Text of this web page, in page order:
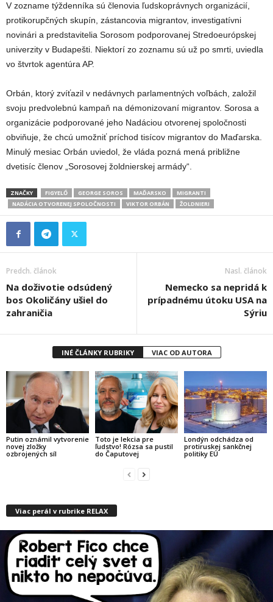
V zozname týždenníka sú členovia ľudskoprávnych organizácií,
protikorupčných skupín, zástancovia migrantov, investigatívni
novinári a predstavitelia Sorosom podporovanej Stredoeurópskej
univerzity v Budapešti. Niektorí zo zoznamu sú už po smrti, uviedla
vo štvrtok agentúra AP.
Orbán, ktorý zvíťazil v nedávnych parlamentných voľbách, založil
svoju predvolebnú kampaň na démonizovaní migrantov. Sorosa a
organizácie podporované jeho Nadáciou otvorenej spoločnosti
obviňuje, že chcú umožniť príchod tisícov migrantov do Maďarska.
Minulý mesiac Orbán uviedol, že vláda pozná mená približne
dvetisíc členov „Sorosovej žoldnierskej armády“.
ZNAČKY FIGYELŐ GEORGE SOROS MAĎARSKO
MIGRANTI
NADÁCIA OTVORENEJ SPOLOČNOSTI
VIKTOR ORBÁN ŽOLDNIERI
Predch. článok
Na doživotie odsúdený
bos Okoličány ušiel do
zahraničia
Nasl. článok
Nemecko sa nepridá k
prípadnému útoku USA na
Sýriu
INÉ ČLÁNKY RUBRIKY VIAC OD AUTORA
Putin oznámil vytvorenie
novej zložky
ozbrojených síl
Toto je lekcia pre
ľudstvo! Rózsa sa pustil
do Čaputovej
Londýn odchádza od
protiruskej sankčnej
politiky EÚ
Viac perál v rubrike RELAX